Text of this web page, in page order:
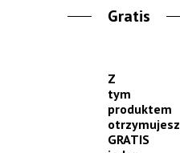
Gratis
Z
tym
produktem
otrzymujesz
GRATIS